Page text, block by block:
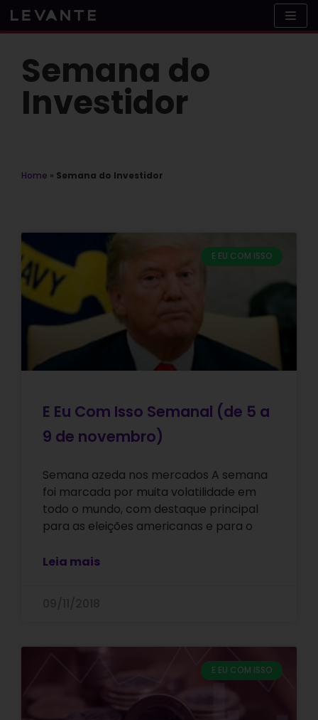
Skip
to
Semana do
Investidor
Home » Semana do Investidor
E EU COM ISSO
E Eu Com Isso Semanal (de 5 a
9 de novembro)
Semana azeda nos mercados A semana
foi marcada por muita volatilidade em
todo o mundo, com destaque principal
para as eleições americanas e para o
Leia mais
E EU COM ISSO